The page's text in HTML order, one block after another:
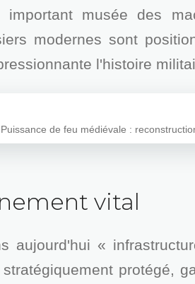
important musée des
modernes sont
l'histoire
Puissance de feu médiévale :
vital
aujourd'hui «
protégé,